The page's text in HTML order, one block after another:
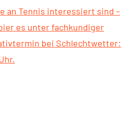
an Tennis interessiert sind –
es unter fachkundiger
bei Schlechtwetter: